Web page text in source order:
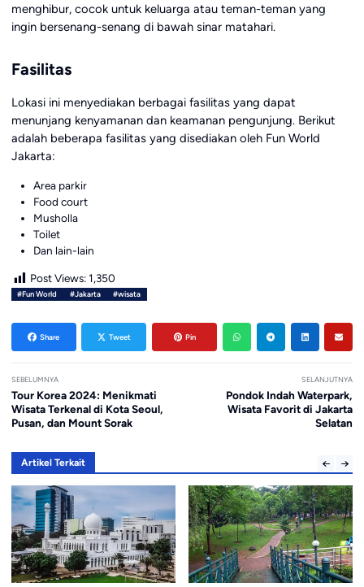
menghibur, cocok untuk keluarga atau teman-teman yang
ingin bersenang-senang di bawah sinar matahari.
Fasilitas
Lokasi ini menyediakan berbagai fasilitas yang dapat
menunjang kenyamanan dan keamanan pengunjung. Berikut
adalah beberapa fasilitas yang disediakan oleh Fun World
Jakarta:
Area parkir
Food court
Musholla
Toilet
Dan lain-lain
Post Views: 1,350
#Fun World #Jakarta #wisata
Share Tweet Pin
SEBELUMNYA
Tour Korea 2024: Menikmati
Wisata Terkenal di Kota Seoul,
Pusan, dan Mount Sorak
SELANJUTNYA
Pondok Indah Waterpark,
Wisata Favorit di Jakarta
Selatan
Artikel Terkait